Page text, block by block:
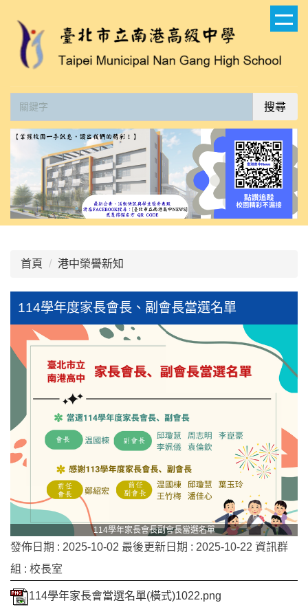
容
搜尋
首頁 港中榮譽新知
114學年度家長會長、副會長當選名單
114學年家長會長副會長當選名單
發佈日期 : 2025-10-02 最後更新日期 : 2025-10-22 資訊群
組 : 校長室
114學年家長會當選名單(橫式)1022.png